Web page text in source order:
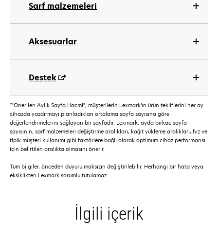
Sarf malzemeleri
Aksesuarlar
Destek
†"Önerilen Aylık Sayfa Hacmi", müşterilerin Lexmark’ın ürün tekliflerini her ay
cihazda yazdırmayı planladıkları ortalama sayfa sayısına göre
değerlendirmelerini sağlayan bir sayfadır. Lexmark, ayda birkaç sayfa
sayısının, sarf malzemeleri değiştirme aralıkları, kağıt yükleme aralıkları, hız ve
tipik müşteri kullanımı gibi faktörlere bağlı olarak optimum cihaz performansı
için belirtilen aralıkta olmasını önerir.
Tüm bilgiler, önceden duyurulmaksızın değiştirilebilir. Herhangi bir hata veya
eksiklikten Lexmark sorumlu tutulamaz.
İlgili içerik